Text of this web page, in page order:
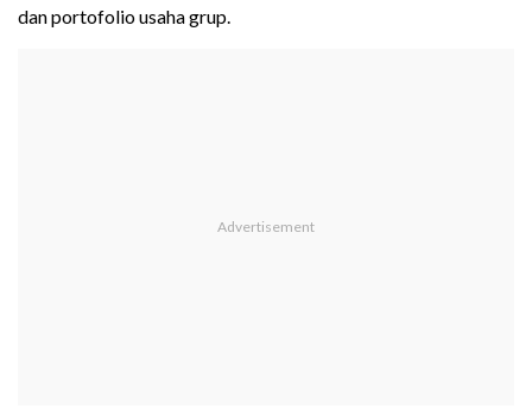
dan portofolio usaha grup.